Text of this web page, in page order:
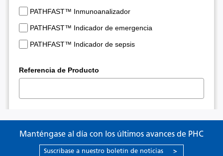
Manténgase al día con los últimos avances de PHC
Suscríbase a nuestro boletín de noticias >